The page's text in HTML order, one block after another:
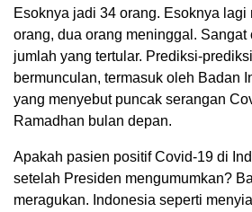
Esoknya jadi 34 orang. Esoknya lagi
orang, dua orang meninggal. Sangat
jumlah yang tertular. Prediksi-
bermunculan, termasuk oleh Badan
yang menyebut puncak serangan
Ramadhan bulan depan.
Apakah pasien positif Covid-19 di
setelah Presiden mengumumkan?
meragukan. Indonesia seperti